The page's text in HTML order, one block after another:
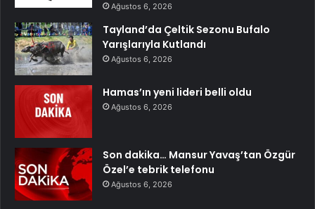
Ağustos 6, 2026
Tayland’da Çeltik Sezonu Bufalo
Yarışlarıyla Kutlandı
Ağustos 6, 2026
Hamas’ın yeni lideri belli oldu
Ağustos 6, 2026
Son dakika… Mansur Yavaş’tan Özgür
Özel’e tebrik telefonu
Ağustos 6, 2026